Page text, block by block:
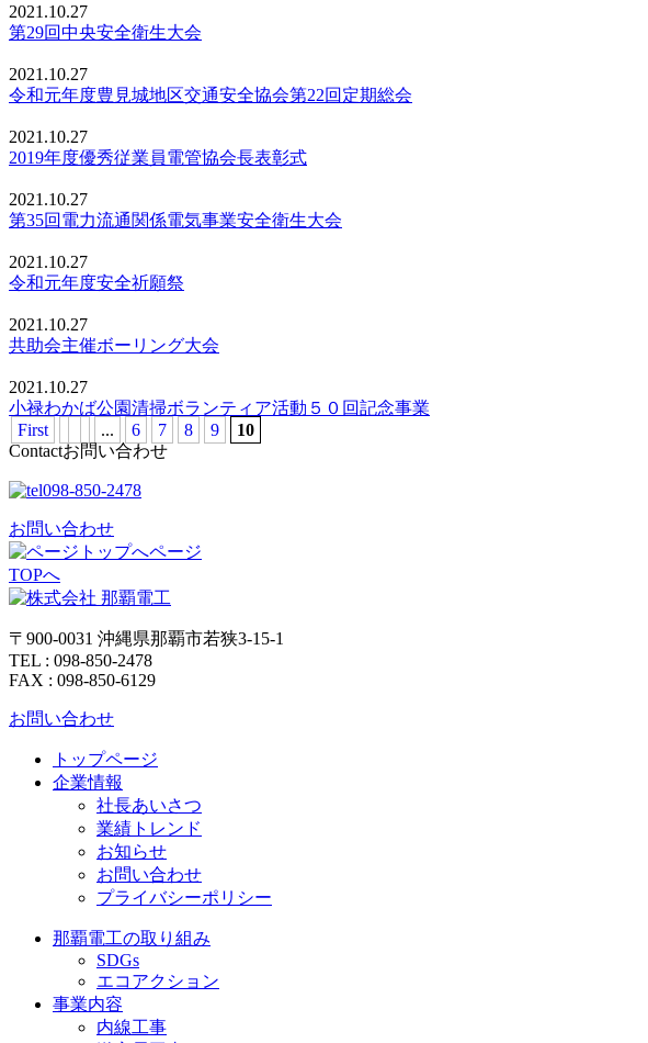
2021.10.27
第29回中央安全衛生大会
2021.10.27
令和元年度豊見城地区交通安全協会第22回定期総会
2021.10.27
2019年度優秀従業員電管協会長表彰式
2021.10.27
第35回電力流通関係電気事業安全衛生大会
2021.10.27
令和元年度安全祈願祭
2021.10.27
共助会主催ボーリング大会
2021.10.27
小禄わかば公園清掃ボランティア活動５０回記念事業
First
... 6 7 8 9
10
Contactお問い合わせ
098-850-2478
お問い合わせ
ページ
TOPへ
〒900-0031 沖縄県那覇市若狭3-15-1
TEL : 098-850-2478
FAX : 098-850-6129
お問い合わせ
トップページ
企業情報
社長あいさつ
業績トレンド
お知らせ
お問い合わせ
プライバシーポリシー
那覇電工の取り組み
SDGs
エコアクション
事業内容
内線工事